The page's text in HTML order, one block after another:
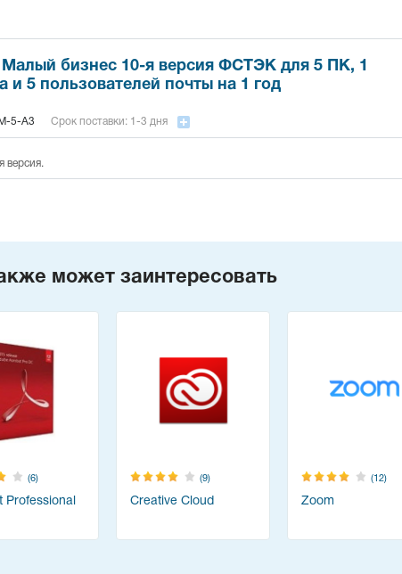
Малый бизнес 10-я версия ФСТЭК для 5 ПК, 1
и 5 пользователей почты на 1 год
5-A3 Срок поставки: 1-3 дня
версия.
может заинтересовать
(6)
Professional
(9)
Creative Cloud
(12)
Zoom